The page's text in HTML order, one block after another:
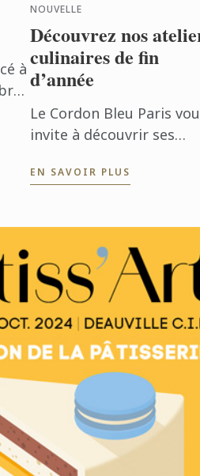
à
NOUVELLE
Découvrez nos
culinaires de fin
d’année
Le Cordon Bleu Paris
invite à découvrir ses
dédiés à deux
EN SAVOIR PLUS